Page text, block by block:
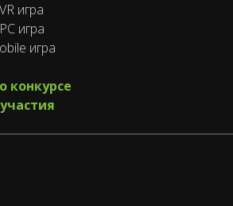
игра
игра
игра
конкурсе